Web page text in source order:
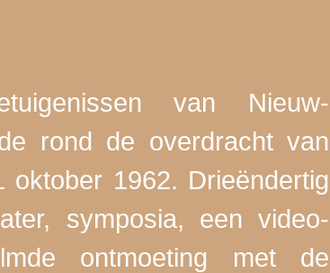
van Nieuw-
rond de overdracht van
1962. Drieëndertig
symposia, een video-
ontmoeting met de